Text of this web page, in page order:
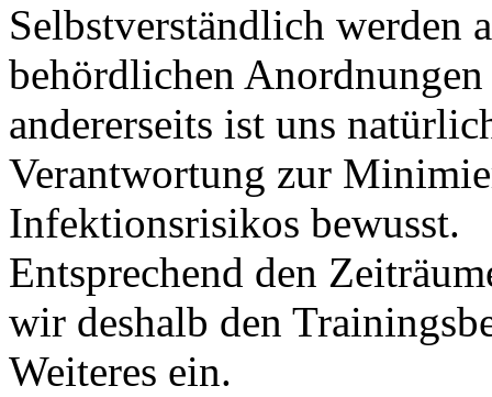
Selbstverständlich werden
behördlichen
andererseits ist uns
Verantwortung zur
Infektionsrisikos bewusst.
Entsprechend den
wir deshalb den
Weiteres ein.